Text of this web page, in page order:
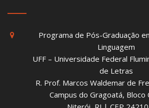
Programa de Pós-Graduação
Linguagem
UFF – Universidade Federal
de Letras
R. Prof. Marcos Waldemar de
Campus do Gragoatá, Bloco